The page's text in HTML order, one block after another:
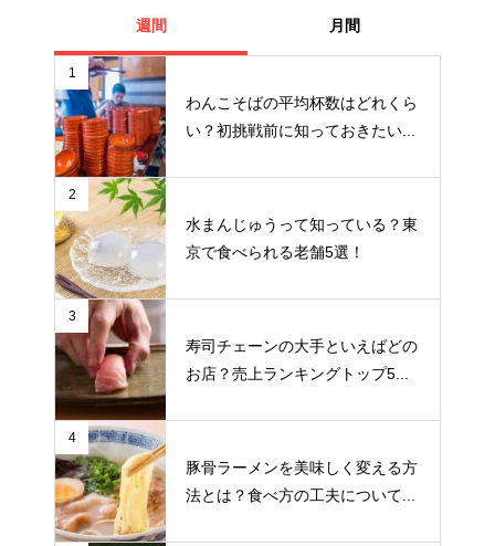
週間 月間
1
わんこそばの平均杯数はどれくら
い？初挑戦前に知っておきたい...
2
水まんじゅうって知っている？東
京で食べられる老舗5選！
3
寿司チェーンの大手といえばどの
お店？売上ランキングトップ5...
4
豚骨ラーメンを美味しく変える方
法とは？食べ方の工夫について...